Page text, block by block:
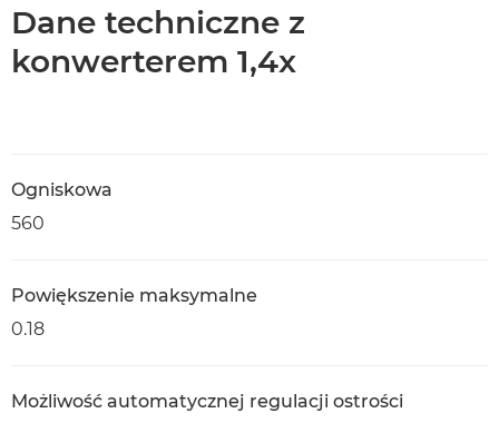
Dane techniczne z
konwerterem 1,4x
Ogniskowa
560
Powiększenie maksymalne
0.18
Możliwość automatycznej regulacji ostrości